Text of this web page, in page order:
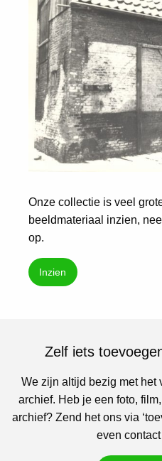
Onze collectie is veel
beeldmateriaal inzien,
op.
Inzien
Zelf iets
We zijn altijd bezig met het
archief. Heb je een foto,
archief? Zend het ons via
even